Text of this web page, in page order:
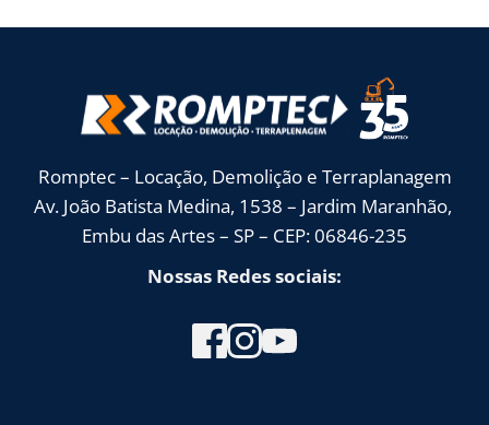
Romptec – Locação, Demolição e Terraplanagem
Av. João Batista Medina, 1538 – Jardim Maranhão,
Embu das Artes – SP – CEP: 06846-235
Nossas Redes sociais: